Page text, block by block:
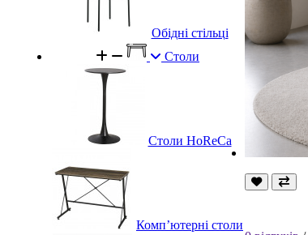
Обідні стільці
Столи
Столи HoReCa
Комп’ютерні столи